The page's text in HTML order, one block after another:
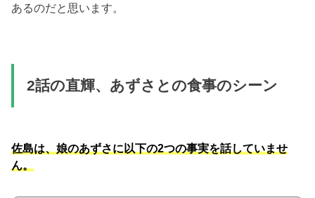
あるのだと思います。
2話の直輝、あずさとの食事のシーン
佐島は、娘のあずさに以下の2つの事実を話していませ
ん。